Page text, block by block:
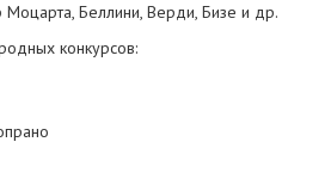
Беллини, Верди, Бизе и др.
конкурсов: